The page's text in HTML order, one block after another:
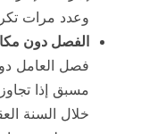
وعدد مرات
الفصل دون
فصل العامل